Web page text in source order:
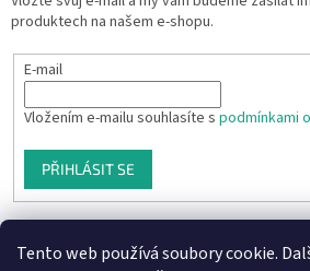
Tento web používá soubory cookie.
produktech na našem e-shopu.
E-mail
Vložením e-mailu souhlasíte s podmínkami
PŘIHLÁSIT SE